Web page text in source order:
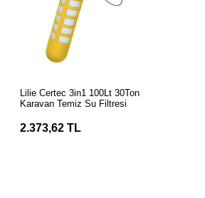
Lilie Certec 3in1 100Lt 30Ton
Karavan Temiz Su Filtresi
2.373,62 TL